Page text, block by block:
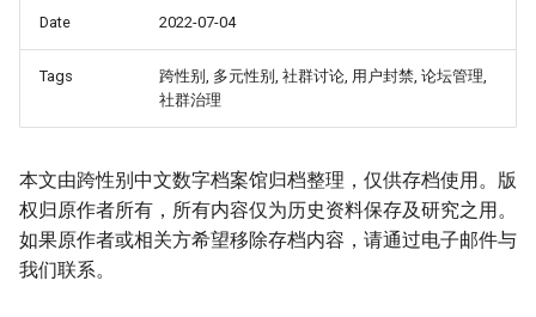
Date 2022-07-04
Tags
跨性别, 多元性别, 社群讨论, 用户封禁, 论坛管理,
社群治理
本文由跨性别中文数字档案馆归档整理，仅供存档使用。版
权归原作者所有，所有内容仅为历史资料保存及研究之用。
如果原作者或相关方希望移除存档内容，请通过电子邮件与
我们联系。